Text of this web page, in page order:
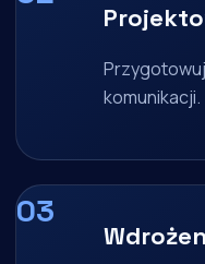
komunikacji.